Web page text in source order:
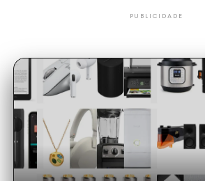
PUBLICIDADE